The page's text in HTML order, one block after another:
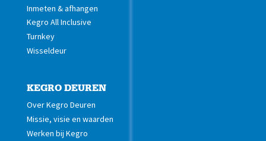
Inmeten & afhangen
Kegro All Inclusive
Turnkey
Wisseldeur
KEGRO DEUREN
Over Kegro Deuren
Missie, visie en waarden
Werken bij Kegro